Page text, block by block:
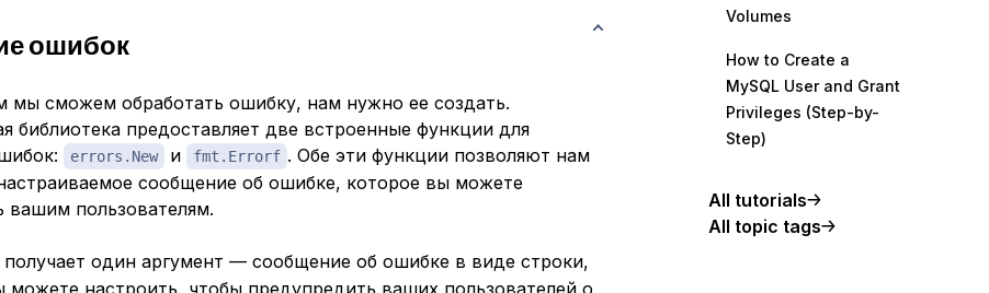
ошибок
мы сможем обработать ошибку, нам нужно ее создать.
библиотека предоставляет две встроенные функции для
errors.New и fmt.Errorf . Обе эти функции позволяют нам
сообщение об ошибке, которое вы можете
вашим пользователям.
получает один аргумент — сообщение об ошибке в виде строки,
можете настроить, чтобы предупредить ваших пользователей о
Volumes
How to Create a
MySQL User and Grant
Privileges (Step-by-
Step)
All tutorials
All topic tags